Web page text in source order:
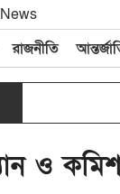
রাজনীতি
ও